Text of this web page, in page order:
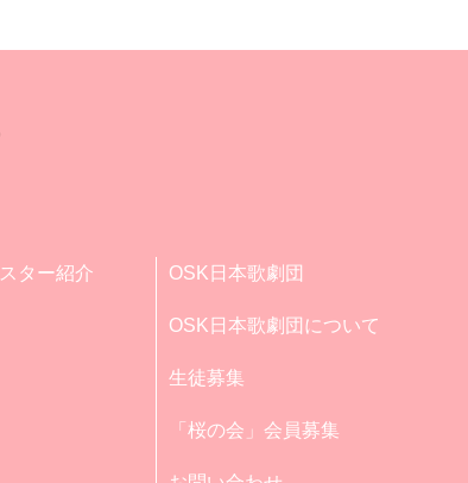
スター紹介 OSK日本歌劇団
OSK日本歌劇団について
生徒募集
「桜の会」会員募集